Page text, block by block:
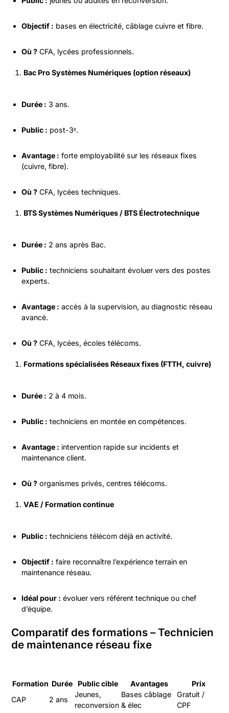
Objectif : bases en électricité, câblage cuivre et fibre.
Où ? CFA, lycées professionnels.
Bac Pro Systèmes Numériques (option réseaux)
Durée : 3 ans.
Public : post-3ᵉ.
Avantage : forte employabilité sur les réseaux fixes
(cuivre, fibre).
Où ? CFA, lycées techniques.
BTS Systèmes Numériques / BTS Électrotechnique
Durée : 2 ans après Bac.
Public : techniciens souhaitant évoluer vers des postes
experts.
Avantage : accès à la supervision, au diagnostic réseau
avancé.
Où ? CFA, lycées, écoles télécoms.
Formations spécialisées Réseaux fixes (FTTH, cuivre)
Durée : 2 à 4 mois.
Public : techniciens en montée en compétences.
Avantage : intervention rapide sur incidents et
maintenance client.
Où ? organismes privés, centres télécoms.
VAE / Formation continue
Public : techniciens télécom déjà en activité.
Objectif : faire reconnaître l’expérience terrain en
maintenance réseau.
Idéal pour : évoluer vers référent technique ou chef
d’équipe.
Comparatif des formations – Technicien
de maintenance réseau fixe
Formation Durée Public cible Avantages
Prix
CAP
2 ans
Jeunes,
reconversion
Bases câblage
& élec
Gratuit /
CPF